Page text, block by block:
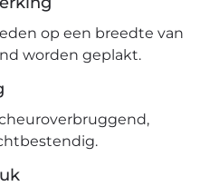
op een breedte van
worden geplakt.